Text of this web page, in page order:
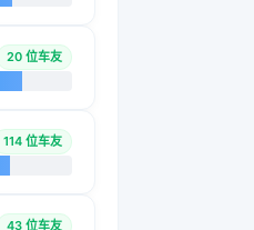
20 位车友
114 位车友
43 位车友